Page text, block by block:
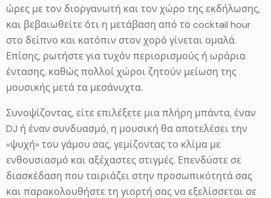
ώρες με τον διοργανωτή και τον χώρο της εκδήλωσης,
και βεβαιωθείτε ότι η μετάβαση από το cocktail hour
στο δείπνο και κατόπιν στον χορό γίνεται ομαλά.
Επίσης, ρωτήστε για τυχόν περιορισμούς ή ωράρια
έντασης, καθώς πολλοί χώροι ζητούν μείωση της
μουσικής μετά τα μεσάνυχτα.
Συνοψίζοντας, είτε επιλέξετε μια πλήρη μπάντα, έναν
DJ ή έναν συνδυασμό, η μουσική θα αποτελέσει την
«ψυχή» του γάμου σας, γεμίζοντας το κλίμα με
ενθουσιασμό και αξέχαστες στιγμές. Επενδύστε σε
διασκέδαση που ταιριάζει στην προσωπικότητά σας
και παρακολουθήστε τη γιορτή σας να εξελίσσεται σε